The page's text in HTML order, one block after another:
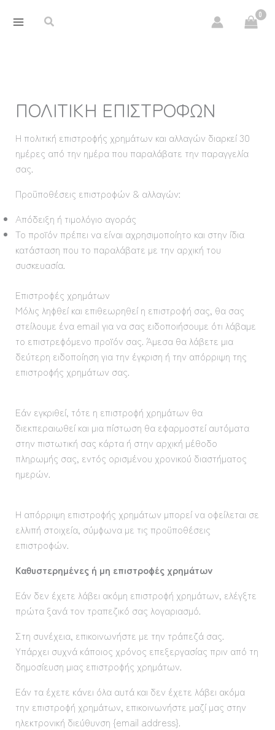
περιεχόμενο
στο
Αναζήτηση
ΠΟΛΙΤΙΚΗ ΕΠΙΣΤΡΟΦΩΝ
Η πολιτική επιστροφής χρημάτων και αλλαγών διαρκεί 30
ημέρες από την ημέρα που παραλάβατε την παραγγελία
σας.
Προϋποθέσεις επιστροφών & αλλαγών:
Απόδειξη ή τιμολόγιο αγοράς
Το προϊόν πρέπει να είναι αχρησιμοποίητο και στην ίδια
κατάσταση που το παραλάβατε με την αρχική του
συσκευασία.
Επιστροφές χρημάτων
Μόλις ληφθεί και επιθεωρηθεί η επιστροφή σας, θα σας
στείλουμε ένα email για να σας ειδοποιήσουμε ότι λάβαμε
το επιστρεφόμενο προϊόν σας. Άμεσα θα λάβετε μια
δεύτερη ειδοποίηση για την έγκριση ή την απόρριψη της
επιστροφής χρημάτων σας.
Εάν εγκριθεί, τότε η επιστροφή χρημάτων θα
διεκπεραιωθεί και μια πίστωση θα εφαρμοστεί αυτόματα
στην πιστωτική σας κάρτα ή στην αρχική μέθοδο
πληρωμής σας, εντός ορισμένου χρονικού διαστήματος
ημερών.
Η απόρριψη επιστροφής χρημάτων μπορεί να οφείλεται σε
ελλιπή στοιχεία, σύμφωνα με τις προϋποθέσεις
επιστροφών.
Καθυστερημένες ή μη επιστροφές χρημάτων
Εάν δεν έχετε λάβει ακόμη επιστροφή χρημάτων, ελέγξτε
πρώτα ξανά τον τραπεζικό σας λογαριασμό.
Στη συνέχεια, επικοινωνήστε με την τράπεζά σας.
Υπάρχει συχνά κάποιος χρόνος επεξεργασίας πριν από τη
δημοσίευση μιας επιστροφής χρημάτων.
Εάν τα έχετε κάνει όλα αυτά και δεν έχετε λάβει ακόμα
την επιστροφή χρημάτων, επικοινωνήστε μαζί μας στην
ηλεκτρονική διεύθυνση {email address}.